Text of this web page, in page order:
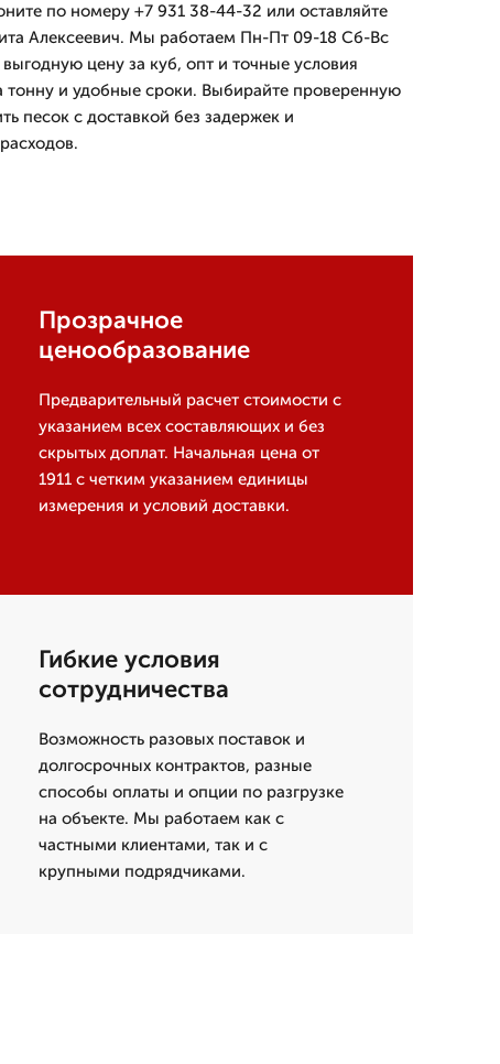
по номеру +7 931 38-44-32 или оставляйте
Алексеевич. Мы работаем Пн-Пт 09-18 Сб-Вс
цену за куб, опт и точные условия
тонну и удобные сроки. Выбирайте проверенную
песок с доставкой без задержек и
Прозрачное
ценообразование
Предварительный расчет стоимости с
указанием всех составляющих и без
скрытых доплат. Начальная цена от
1911 с четким указанием единицы
измерения и условий доставки.
Гибкие условия
сотрудничества
Возможность разовых поставок и
долгосрочных контрактов, разные
способы оплаты и опции по разгрузке
на объекте. Мы работаем как с
частными клиентами, так и с
крупными подрядчиками.